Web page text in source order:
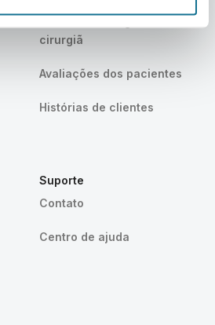
cirurgiã
Avaliações dos pacientes
Histórias de clientes
Suporte
Contato
Centro de ajuda